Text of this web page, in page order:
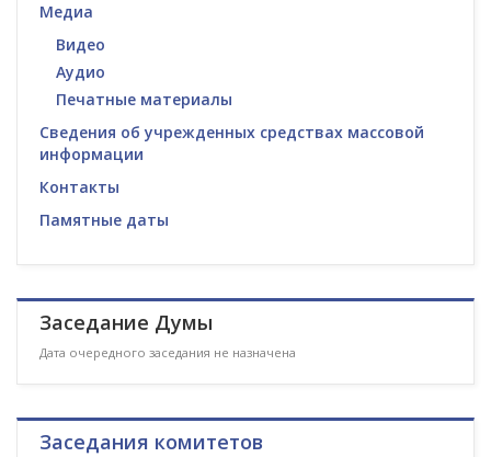
Медиа
Видео
Аудио
Печатные материалы
Сведения об учрежденных средствах массовой
информации
Контакты
Памятные даты
Заседание Думы
Дата очередного заседания не назначена
Заседания комитетов